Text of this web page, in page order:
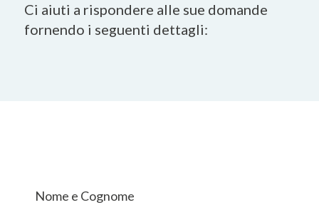
Ci aiuti a rispondere alle sue domande
fornendo i seguenti dettagli:
Nome e Cognome